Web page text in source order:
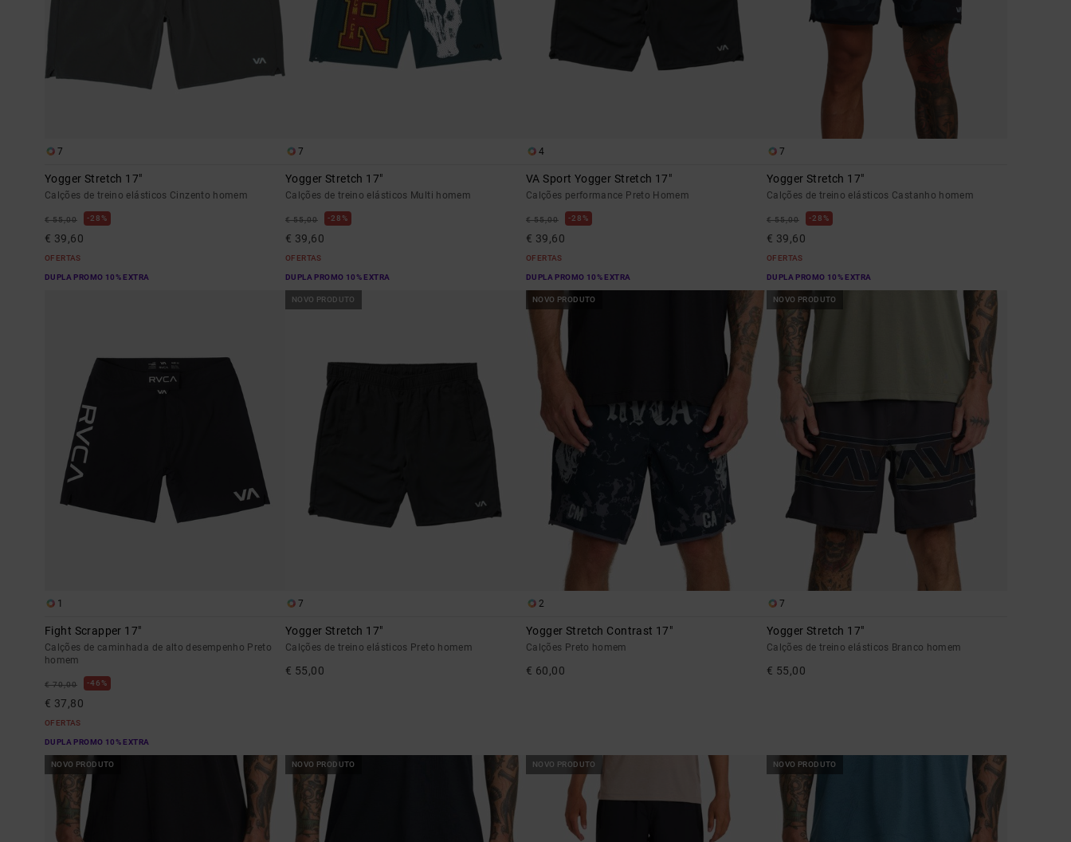
7
Yogger Stretch 17"
Calções de treino elásticos Cinzento homem
€ 55,00 28%
€ 39,60
OFERTAS
DUPLA PROMO 10% EXTRA
7
Yogger Stretch 17"
Calções de treino elásticos Multi homem
€ 55,00 28%
€ 39,60
OFERTAS
DUPLA PROMO 10% EXTRA
4
VA Sport Yogger Stretch 17"
Calções performance Preto Homem
€ 55,00 28%
€ 39,60
OFERTAS
DUPLA PROMO 10% EXTRA
7
Yogger Stretch 17"
Calções de treino elásticos Castanho homem
€ 55,00 28%
€ 39,60
OFERTAS
DUPLA PROMO 10% EXTRA
1
Fight Scrapper 17"
Calções de caminhada de alto desempenho Preto
homem
€ 70,00 46%
€ 37,80
OFERTAS
DUPLA PROMO 10% EXTRA
NOVO PRODUTO
7
Yogger Stretch 17"
Calções de treino elásticos Preto homem
€ 55,00
NOVO PRODUTO
2
Yogger Stretch Contrast 17"
Calções Preto homem
€ 60,00
NOVO PRODUTO
7
Yogger Stretch 17"
Calções de treino elásticos Branco homem
€ 55,00
NOVO PRODUTO NOVO PRODUTO NOVO PRODUTO NOVO PRODUTO